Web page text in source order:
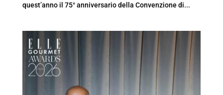
quest’anno il 75° anniversario della Convenzione di...